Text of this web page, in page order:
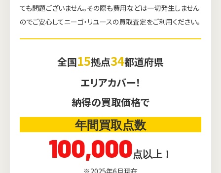
ても問題ございません。その際も費用などは一切発生しません
のでご安心してニーゴ・リユースの買取査定をご利用ください。
全国15拠点34都道府県
エリアカバー！
納得の買取価格で
年間買取点数
100,000点以上！